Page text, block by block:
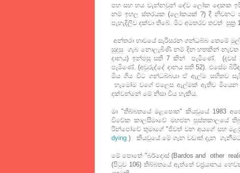
පහ සහ හය වැන්නවුන් දේව ලෝක දෙකක
නම් ඉහල ස්තරයක (ලෝකයක් ?) දී නිවනට
පැහැදිලිව දක්වා තිබේ. මිට අමතරව තවත්
අන්තරා භාවයේ සැරිසරන ගන්ධබ්බ තෙමේ
සුදුසු ගැබ නොලැබිණි නම් දින හතකින්
දානය) ඉන්පසු සති 7 කින් පැමිණේ. (දවස්
පැමිණේ. (අවුරුද්දේ දානය සති 52). එසේම
මිය ගිය විට ගන්ධබ්බයා ඒ ඇල්ම සහිතව
හැමෝම වගේ එලෙස ඇල්මක් ඇතිව මියෙන
දක්වන්නේ මේ නිසා විය හැකිය.
මා "තිබ්බතයේ මළපොත" කියවුයේ 1983
විවේක කාලසීමාවේ මහජන පුස්තකාලයේ
රින්පෝචේ තුමාගේ "ජිවත් වන අයගේ සහ
dying ) කියවූයේ මේ ගැන වඩාත් දැන
මේ පොතේ "බර්දොස් (Bardos and other
(පිටුව 106) තිබ්බතයේ ඇත්තේ වජ්‍රයානය